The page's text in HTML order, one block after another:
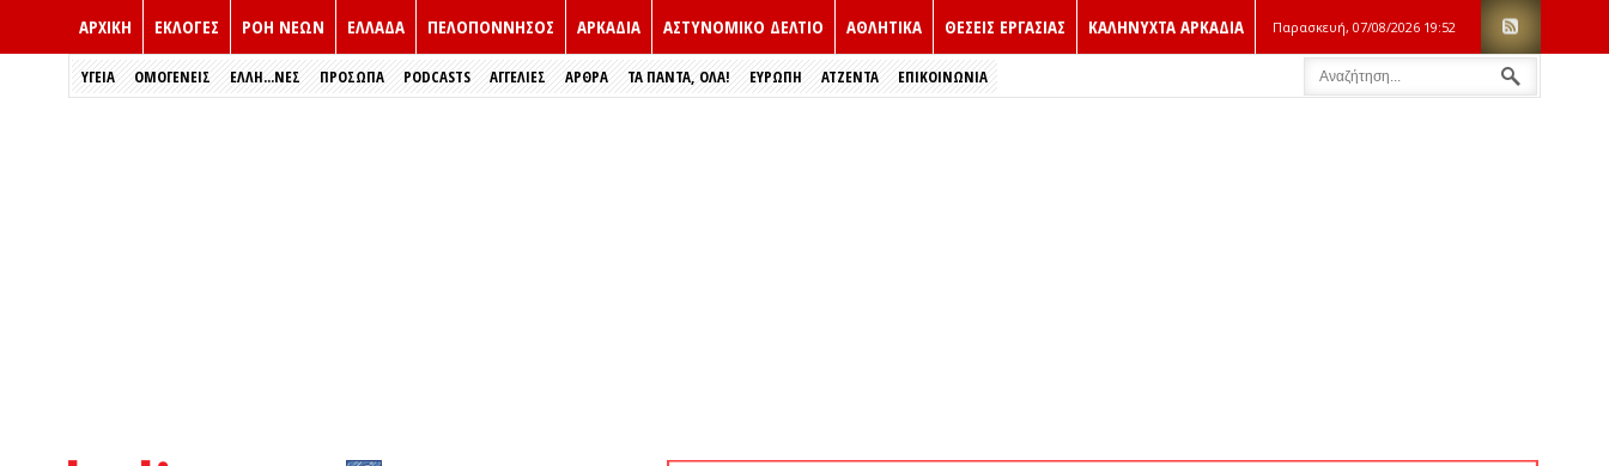
ΑΡΧΙΚΗ ΕΚΛΟΓΈΣ ΡΟΗ ΝΕΩΝ ΕΛΛΑΔΑ ΠΕΛΟΠΟΝΝΗΣΟΣ ΑΡΚΑΔΙΑ ΑΣΤΥΝΟΜΙΚΟ ΔΕΛΤΙΟ ΑΘΛΗΤΙΚΑ ΘΕΣΕΙΣ ΕΡΓΑΣΙΑΣ ΚΑΛΗΝΥΧΤΑ ΑΡΚΑΔΙΑ Παρασκευή, 07/08/2026 19:52
ΥΓΕΙΑ ΟΜΟΓΕΝΕΙΣ ΈΛΛΗ...ΝΕΣ ΠΡΌΣΩΠΑ PODCASTS ΑΓΓΕΛΙΕΣ ΑΡΘΡΑ ΤΑ ΠΑΝΤΑ, ΟΛΑ! ΕΥΡΏΠΗ ΑΤΖΕΝΤΑ ΕΠΙΚΟΙΝΩΝΙΑ